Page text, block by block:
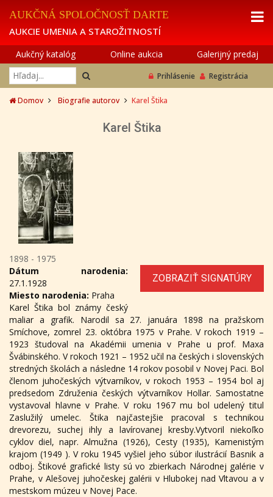
AUKČNÁ SPOLOČNOSŤ DARTE
AUKCIE UMENIA A STAROŽITNOSTÍ
Aukčný katalóg Online aukcia Galerijný predaj
Prihlásenie Registrácia
Domov Biografie autorov Karel Štika
Karel Štika
1898 - 1975
ZOBRAZIŤ SIGNATÚRY
Dátum narodenia:
27.1.1928
Miesto narodenia: Praha
Karel Štika bol známy český
maliar a grafik. Narodil sa 27. januára 1898 na pražskom
Smíchove, zomrel 23. októbra 1975 v Prahe. V rokoch 1919 –
1923 študoval na Akadémii umenia v Prahe u prof. Maxa
Švábinského. V rokoch 1921 – 1952 učil na českých i slovenských
stredných školách a následne 14 rokov posobil v Novej Paci. Bol
členom juhočeských výtvarníkov, v rokoch 1953 – 1954 bol aj
predsedom Združenia českých výtvarníkov Hollar. Samostatne
vystavoval hlavne v Prahe. V roku 1967 mu bol udelený titul
Zaslužilý umelec. Štika najčastejšie pracoval s technikou
drevorezu, suchej ihly a lavírovanej kresby.Vytvoril niekoľko
cyklov diel, napr. Almužna (1926), Cesty (1935), Kamenistým
krajom (1949 ). V roku 1945 vyšiel jeho súbor ilustrácií Basnik a
odboj. Štikové grafické listy sú vo zbierkach Národnej galérie v
Prahe, v Alešovej juhočeskej galérii v Hlubokej nad Vltavou a v
mestskom múzeu v Novej Pace.